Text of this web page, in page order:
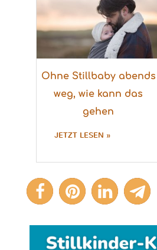
Ohne Stillbaby abends
weg, wie kann das
gehen
JETZT LESEN »